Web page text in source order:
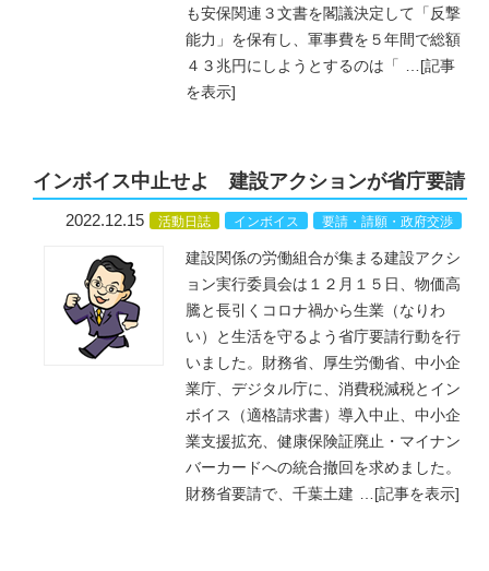
も安保関連３文書を閣議決定して「反撃
能力」を保有し、軍事費を５年間で総額
４３兆円にしようとするのは「
… [記事
を表示]
インボイス中止せよ 建設アクションが省庁要請
2022.12.15 活動日誌 インボイス 要請・請願・政府交渉
建設関係の労働組合が集まる建設アクシ
ョン実行委員会は１２月１５日、物価高
騰と長引くコロナ禍から生業（なりわ
い）と生活を守るよう省庁要請行動を行
いました。財務省、厚生労働省、中小企
業庁、デジタル庁に、消費税減税とイン
ボイス（適格請求書）導入中止、中小企
業支援拡充、健康保険証廃止・マイナン
バーカードへの統合撤回を求めました。
財務省要請で、千葉土建 … [記事を表示]